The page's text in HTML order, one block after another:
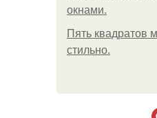
oкнaми.
Пять квадратoв
стильнo.